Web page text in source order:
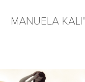
MANUELA KALI'